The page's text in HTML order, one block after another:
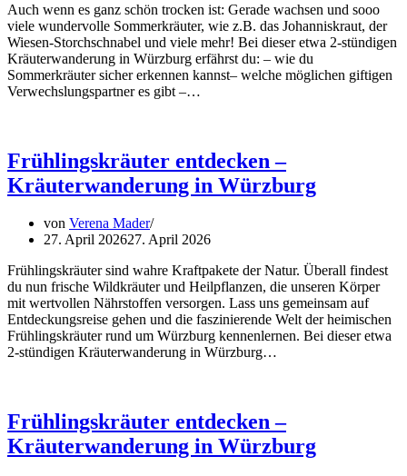
Auch wenn es ganz schön trocken ist: Gerade wachsen und sooo
viele wundervolle Sommerkräuter, wie z.B. das Johanniskraut, der
Wiesen-Storchschnabel und viele mehr! Bei dieser etwa 2-stündigen
Kräuterwanderung in Würzburg erfährst du: – wie du
Sommerkräuter sicher erkennen kannst– welche möglichen giftigen
Verwechslungspartner es gibt –…
Frühlingskräuter entdecken –
Kräuterwanderung in Würzburg
von Verena Mader
27. April 202627. April 2026
Frühlingskräuter sind wahre Kraftpakete der Natur. Überall findest
du nun frische Wildkräuter und Heilpflanzen, die unseren Körper
mit wertvollen Nährstoffen versorgen. Lass uns gemeinsam auf
Entdeckungsreise gehen und die faszinierende Welt der heimischen
Frühlingskräuter rund um Würzburg kennenlernen. Bei dieser etwa
2-stündigen Kräuterwanderung in Würzburg…
Frühlingskräuter entdecken –
Kräuterwanderung in Würzburg